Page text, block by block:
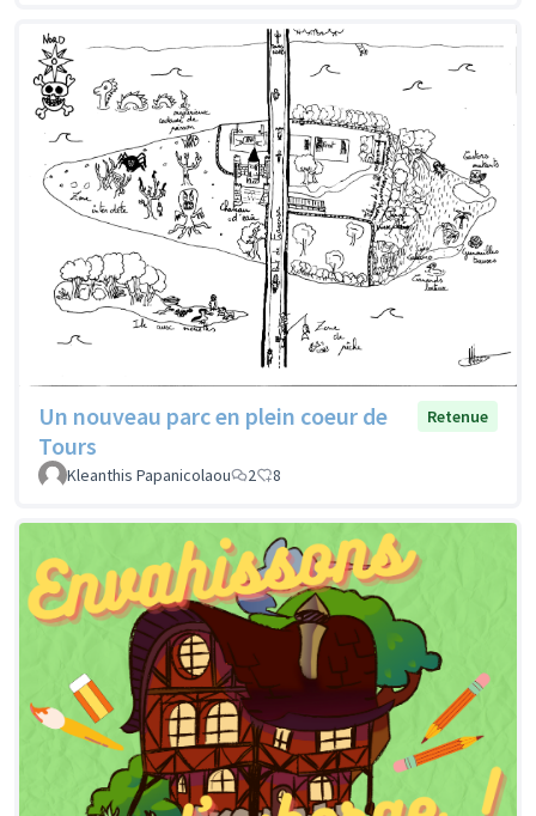
Un nouveau parc en plein coeur de
Tours
Retenue
Kleanthis Papanicolaou 2 8